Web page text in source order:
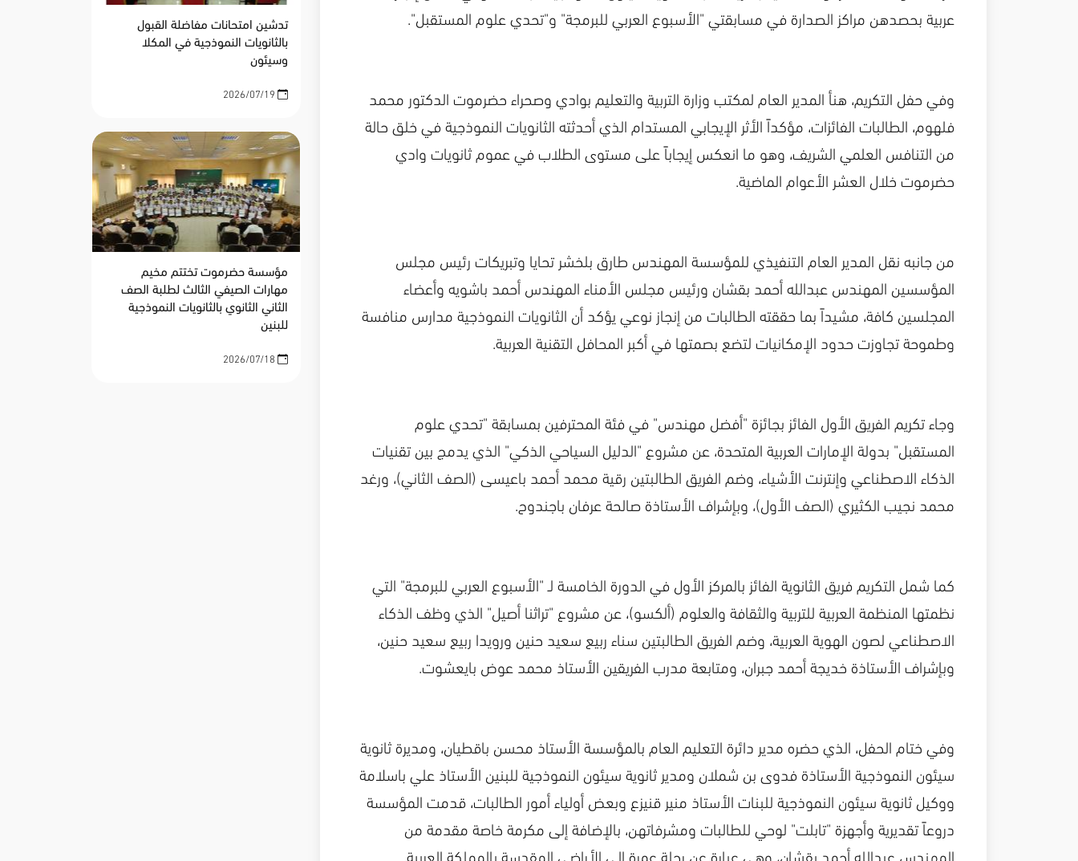
عربية بحصدهن مراكز الصدارة في مسابقتي "الأسبوع العربي للبرمجة" و"تحدي علوم المستقبل".
وفي حفل التكريم، هنأ المدير العام لمكتب وزارة التربية والتعليم بوادي وصحراء حضرموت الدكتور محمد
فلهوم، الطالبات الفائزات، مؤكداً الأثر الإيجابي المستدام الذي أحدثته الثانويات النموذجية في خلق حالة
من التنافس العلمي الشريف، وهو ما انعكس إيجاباً على مستوى الطلاب في عموم ثانويات وادي
حضرموت خلال العشر الأعوام الماضية.
من جانبه نقل المدير العام التنفيذي للمؤسسة المهندس طارق بلخشر تحايا وتبريكات رئيس مجلس
المؤسسين المهندس عبدالله أحمد بقشان ورئيس مجلس الأمناء المهندس أحمد باشويه وأعضاء
المجلسين كافة، مشيداً بما حققته الطالبات من إنجاز نوعي يؤكد أن الثانويات النموذجية مدارس منافسة
وطموحة تجاوزت حدود الإمكانيات لتضع بصمتها في أكبر المحافل التقنية العربية.
وجاء تكريم الفريق الأول الفائز بجائزة "أفضل مهندس" في فئة المحترفين بمسابقة "تحدي علوم
المستقبل" بدولة الإمارات العربية المتحدة، عن مشروع "الدليل السياحي الذكي" الذي يدمج بين تقنيات
الذكاء الاصطناعي وإنترنت الأشياء، وضم الفريق الطالبتين رقية محمد أحمد باعيسى (الصف الثاني)، ورغد
محمد نجيب الكثيري (الصف الأول)، وبإشراف الأستاذة صالحة عرفان باجندوح.
كما شمل التكريم فريق الثانوية الفائز بالمركز الأول في الدورة الخامسة لـ "الأسبوع العربي للبرمجة" التي
نظمتها المنظمة العربية للتربية والثقافة والعلوم (ألكسو)، عن مشروع "تراثنا أصيل" الذي وظف الذكاء
الاصطناعي لصون الهوية العربية، وضم الفريق الطالبتين سناء ربيع سعيد حنين ورويدا ربيع سعيد حنين،
وبإشراف الأستاذة خديجة أحمد جبران، ومتابعة مدرب الفريقين الأستاذ محمد عوض بايعشوت.
وفي ختام الحفل، الذي حضره مدير دائرة التعليم العام بالمؤسسة الأستاذ محسن باقطيان، ومديرة ثانوية
سيئون النموذجية الأستاذة فدوى بن شملان ومدير ثانوية سيئون النموذجية للبنين الأستاذ علي باسلامة
ووكيل ثانوية سيئون النموذجية للبنات الأستاذ منير قنيزع وبعض أولياء أمور الطالبات، قدمت المؤسسة
دروعاً تقديرية وأجهزة "تابلت" لوحي للطالبات ومشرفاتهن، بالإضافة إلى مكرمة خاصة مقدمة من
تدشين امتحانات مفاضلة القبول
بالثانويات النموذجية في المكلا
وسيئون
مؤسسة حضرموت تختتم مخيم
مهارات الصيفي الثالث لطلبة الصف
الثاني الثانوي بالثانويات النموذجية
للبنين